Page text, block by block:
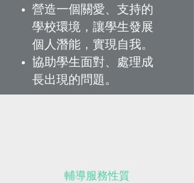
營造一個關愛、支持的
學校環境，讓學生發展
個人潛能，實現自我。
協助學生面對、處理成
長出現的問題。
輔導服務性質